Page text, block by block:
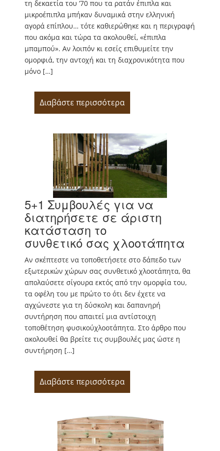
τη δεκαετία του ’70 που τα ρατάν έπιπλα και
μικροέπιπλα μπήκαν δυναμικά στην ελληνική
αγορά επίπλου… τότε καθιερώθηκε και η περιγραφή
που ακόμα και τώρα τα ακολουθεί, «έπιπλα
μπαμπού». Αν λοιπόν κι εσείς επιθυμείτε την
ομορφιά, την αντοχή και τη διαχρονικότητα που
μόνο […]
Διαβάστε περισσότερα
5+1 Συμβουλές για να
διατηρήσετε σε άριστη
κατάσταση το
συνθετικό σας χλοοτάπητα
Αν σκέπτεστε να τοποθετήσετε στο δάπεδο των
εξωτερικών χώρων σας συνθετικό χλοοτάπητα, θα
απολαύσετε σίγουρα εκτός από την ομορφία του,
τα οφέλη του με πρώτο το ότι δεν έχετε να
αγχώνεστε για τη δύσκολη και δαπανηρή
συντήρηση που απαιτεί μια αντίστοιχη
τοποθέτηση φυσικούχλοοτάπητα. Στο άρθρο που
ακολουθεί θα βρείτε τις συμβουλές μας ώστε η
συντήρηση […]
Διαβάστε περισσότερα